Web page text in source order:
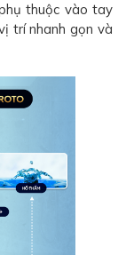
thuộc vào tay
trí nhanh gọn và